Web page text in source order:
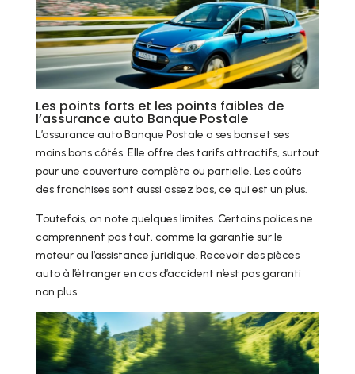
Les points forts et les points faibles de
l’assurance auto Banque Postale
L’assurance auto Banque Postale a ses bons et ses
moins bons côtés. Elle offre des tarifs attractifs, surtout
pour une couverture complète ou partielle. Les coûts
des franchises sont aussi assez bas, ce qui est un plus.
Toutefois, on note quelques limites. Certains polices ne
comprennent pas tout, comme la garantie sur le
moteur ou l’assistance juridique. Recevoir des pièces
auto à l’étranger en cas d’accident n’est pas garanti
non plus.